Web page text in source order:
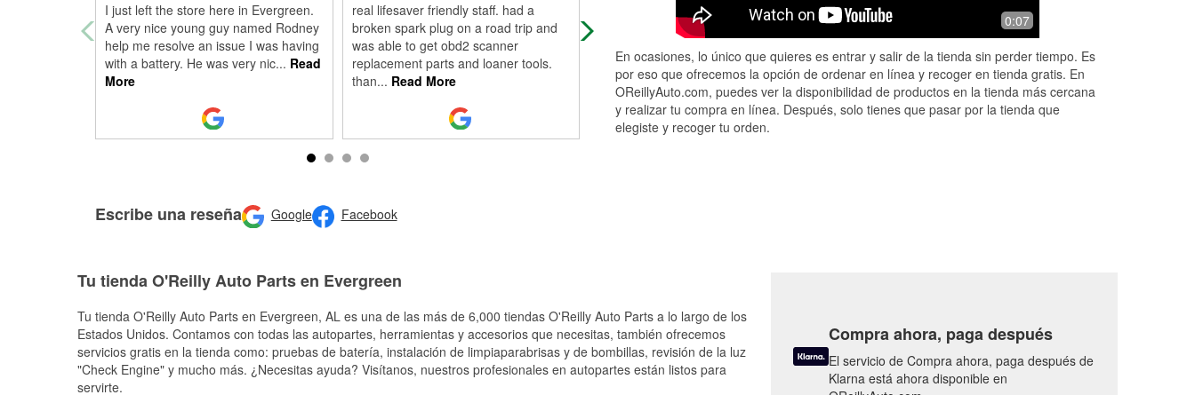
I just left the store here in Evergreen.
A very nice young guy named Rodney
help me resolve an issue I was having
with a battery. He was very nic... Read
More
real lifesaver friendly staff. had a
broken spark plug on a road trip and
was able to get obd2 scanner
replacement parts and loaner tools.
than... Read More
Auto parts store nothing more.
They get 5 if they higher me. Don't ask
my name if your not going to. I want to
Escribe una reseña Google Facebook
0:07
En ocasiones, lo único que quieres es entrar y salir de la tienda sin perder tiempo. Es
por eso que ofrecemos la opción de ordenar en línea y recoger en tienda gratis. En
OReillyAuto.com, puedes ver la disponibilidad de productos en la tienda más cercana
y realizar tu compra en línea. Después, solo tienes que pasar por la tienda que
elegiste y recoger tu orden.
Tu tienda O'Reilly Auto Parts en Evergreen
Tu tienda O'Reilly Auto Parts en Evergreen, AL es una de las más de 6,000 tiendas O'Reilly Auto Parts a lo largo de los
Estados Unidos. Contamos con todas las autopartes, herramientas y accesorios que necesitas, también ofrecemos
servicios gratis en la tienda como: pruebas de batería, instalación de limpiaparabrisas y de bombillas, revisión de la luz
"Check Engine" y mucho más. ¿Necesitas ayuda? Visítanos, nuestros profesionales en autopartes están listos para
servirte.
Compra ahora, paga después
El servicio de Compra ahora, paga después de
Klarna está ahora disponible en